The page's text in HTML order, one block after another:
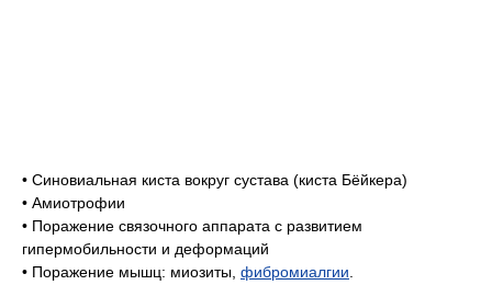
• Синовиальная киста вокруг сустава (киста Бёйкера)
• Амиотрофии
• Поражение связочного аппарата с развитием
гипермобильности и деформаций
• Поражение мышц: миозиты, фибромиалгии